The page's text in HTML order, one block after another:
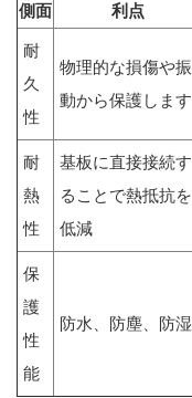
側面
利点
耐
久
性
物理的な損傷や振
動から保護します
耐
熱
性
基板に直接接続す
ることで熱抵抗を
低減
保
護
性
能
防水、防塵、防湿